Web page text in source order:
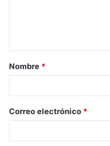
a
r
*
Nombre *
Correo electrónico *